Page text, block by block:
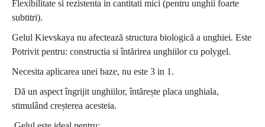
Flexibilitate si rezistenta in cantitati mici (pentru unghii foarte
subtitri).
Gelul Kievskaya nu afectează structura biologică a unghiei. Este
Potrivit pentru: constructia si întărirea unghiilor cu polygel.
Necesita aplicarea unei baze, nu este 3 in 1.
Dă un aspect îngrijit unghiilor, întărește placa unghiala,
stimulând creșterea acesteia.